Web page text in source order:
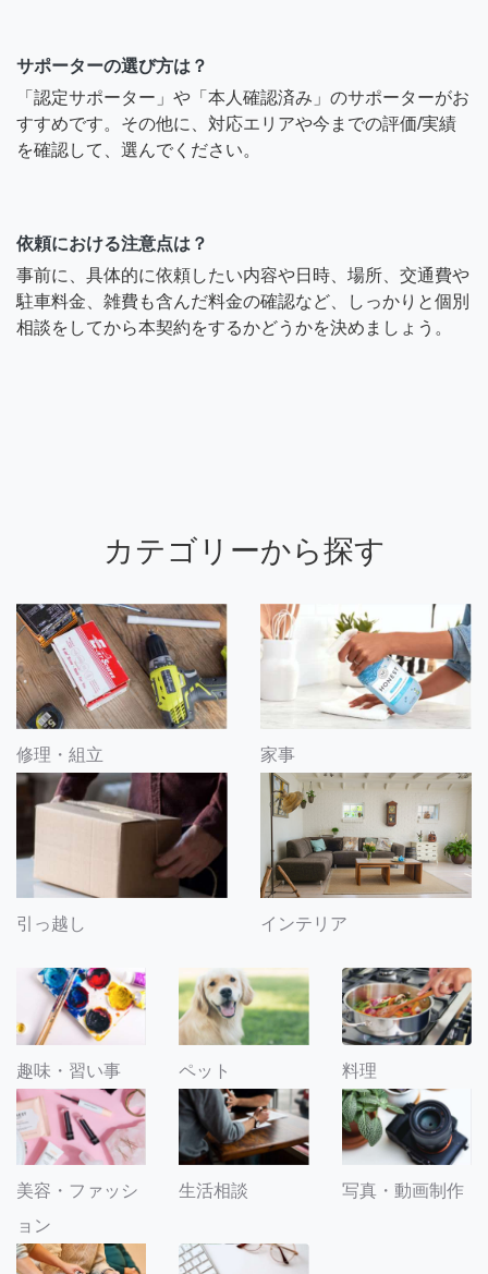
サポーターの選び方は？
「認定サポーター」や「本人確認済み」のサポーターがお
すすめです。その他に、対応エリアや今までの評価/実績
を確認して、選んでください。
依頼における注意点は？
事前に、具体的に依頼したい内容や日時、場所、交通費や
駐車料金、雑費も含んだ料金の確認など、しっかりと個別
相談をしてから本契約をするかどうかを決めましょう。
カテゴリーから探す
修理・組立 家事
引っ越し インテリア
趣味・習い事 ペット 料理
美容・ファッシ
ョン
生活相談 写真・動画制作